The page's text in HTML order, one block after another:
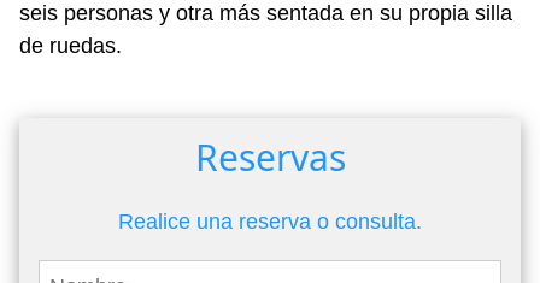
seis personas y otra más sentada en su propia silla
de ruedas.
Reservas
Realice una reserva o consulta.